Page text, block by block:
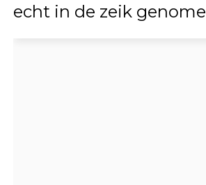
echt in de zeik